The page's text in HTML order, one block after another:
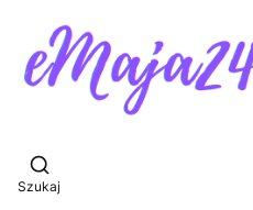
Otwórz wyszukiwarkę
Szukaj